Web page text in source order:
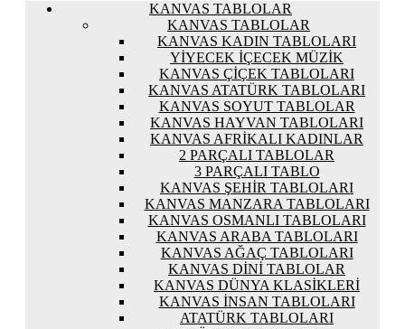
KANVAS TABLOLAR
KANVAS TABLOLAR
KANVAS KADIN TABLOLARI
YIYECEK İÇECEK MÜZIK
KANVAS ÇIÇEK TABLOLARI
KANVAS ATATÜRK TABLOLARI
KANVAS SOYUT TABLOLAR
KANVAS HAYVAN TABLOLARI
KANVAS AFRIKALI KADINLAR
2 PARÇALI TABLOLAR
3 PARÇALI TABLO
KANVAS ŞEHIR TABLOLARI
KANVAS MANZARA TABLOLARI
KANVAS OSMANLI TABLOLARI
KANVAS ARABA TABLOLARI
KANVAS AĞAÇ TABLOLARI
KANVAS DINI TABLOLAR
KANVAS DÜNYA KLASIKLERI
KANVAS İNSAN TABLOLARI
ATATÜRK TABLOLARI